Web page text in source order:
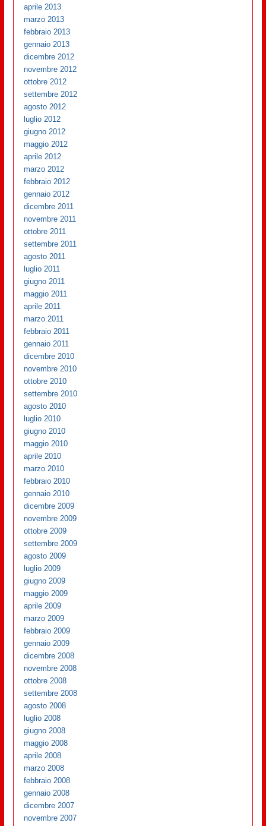
aprile 2013
marzo 2013
febbraio 2013
gennaio 2013
dicembre 2012
novembre 2012
ottobre 2012
settembre 2012
agosto 2012
luglio 2012
giugno 2012
maggio 2012
aprile 2012
marzo 2012
febbraio 2012
gennaio 2012
dicembre 2011
novembre 2011
ottobre 2011
settembre 2011
agosto 2011
luglio 2011
giugno 2011
maggio 2011
aprile 2011
marzo 2011
febbraio 2011
gennaio 2011
dicembre 2010
novembre 2010
ottobre 2010
settembre 2010
agosto 2010
luglio 2010
giugno 2010
maggio 2010
aprile 2010
marzo 2010
febbraio 2010
gennaio 2010
dicembre 2009
novembre 2009
ottobre 2009
settembre 2009
agosto 2009
luglio 2009
giugno 2009
maggio 2009
aprile 2009
marzo 2009
febbraio 2009
gennaio 2009
dicembre 2008
novembre 2008
ottobre 2008
settembre 2008
agosto 2008
luglio 2008
giugno 2008
maggio 2008
aprile 2008
marzo 2008
febbraio 2008
gennaio 2008
dicembre 2007
novembre 2007